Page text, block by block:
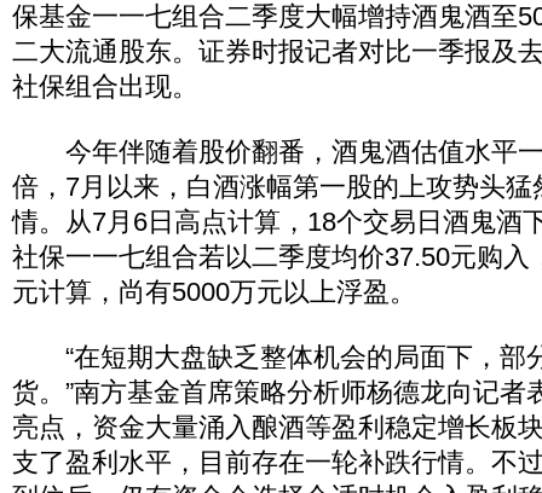
保基金一一七组合二季度大幅增持酒鬼酒至
二大流通股东。证券时报记者对比一季报及
社保组合出现。
今年伴随着股价翻番，酒鬼酒估值水平
倍，7月以来，白酒涨幅第一股的上攻势头
情。从7月6日高点计算，18个交易日酒鬼酒
社保一一七组合若以二季度均价37.50元购入
元计算，尚有5000万元以上浮盈。
“在短期大盘缺乏整体机会的局面下，部
货。”南方基金首席策略分析师杨德龙向记者
亮点，资金大量涌入酿酒等盈利稳定增长板
支了盈利水平，目前存在一轮补跌行情。不